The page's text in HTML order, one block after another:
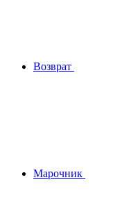
Возврат
Марочник